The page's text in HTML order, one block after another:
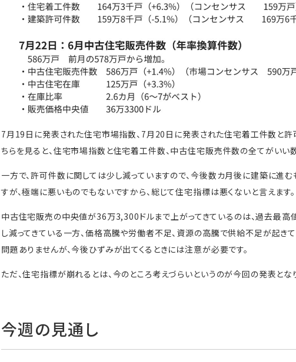
7月19日に発表された住宅市場指数、7月20日に発表された住宅着工件数と許
ちらを見ると、住宅市場指数と住宅着工件数、中古住宅販売件数の全てがいい
一方で、許可件数に関しては少し減っていますので、今後数カ月後に建築に進
すが、極端に悪いものでもないですから、総じて住宅指標は悪くないと言えます。
中古住宅販売の中央値が36万3,300ドルまで上がってきているのは、過去最高
し減ってきている一方、価格高騰や労働者不足、資源の高騰で供給不足が起き
問題ありませんが、今後ひずみが出てくるときには注意が必要です。
ただ、住宅指標が崩れるとは、今のところ考えづらいというのが今回の発表とな
今週の見通し